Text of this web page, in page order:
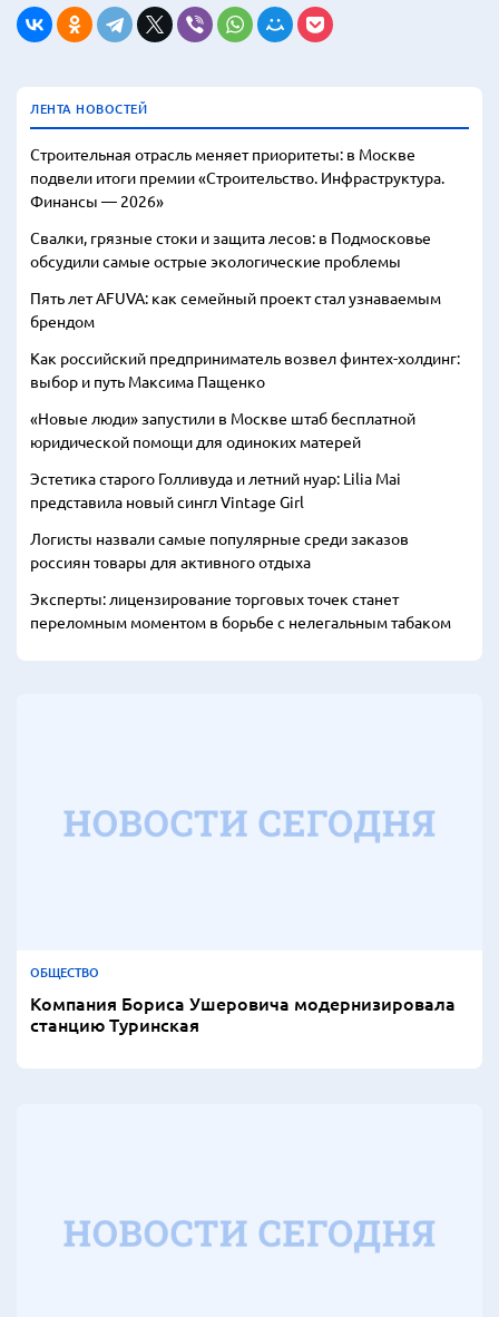
ЛЕНТА НОВОСТЕЙ
Строительная отрасль меняет приоритеты: в Москве
подвели итоги премии «Строительство. Инфраструктура.
Финансы — 2026»
Свалки, грязные стоки и защита лесов: в Подмосковье
обсудили самые острые экологические проблемы
Пять лет AFUVA: как семейный проект стал узнаваемым
брендом
Как российский предприниматель возвел финтех-холдинг:
выбор и путь Максима Пащенко
«Новые люди» запустили в Москве штаб бесплатной
юридической помощи для одиноких матерей
Эстетика старого Голливуда и летний нуар: Lilia Mai
представила новый сингл Vintage Girl
Логисты назвали самые популярные среди заказов
россиян товары для активного отдыха
Эксперты: лицензирование торговых точек станет
переломным моментом в борьбе с нелегальным табаком
ОБЩЕСТВО
Компания Бориса Ушеровича модернизировала
станцию Туринская